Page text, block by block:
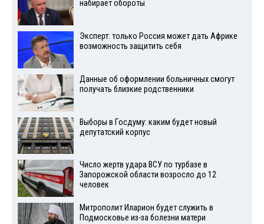
набирает обороты
Эксперт: только Россия может дать Африке
возможность защитить себя
Данные об оформлении больничных смогут
получать близкие родственники
Выборы в Госдуму: каким будет новый
депутатский корпус
Число жертв удара ВСУ по турбазе в
Запорожской области возросло до 12
человек
Митрополит Иларион будет служить в
Подмосковье из-за болезни матери